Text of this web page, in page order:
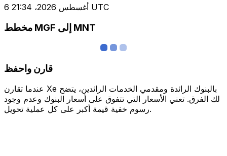
6 أغسطس 2026، 21:34 UTC
مخطط MGF إلى MNT
قارن واحفظ
عندما تقارن Xe بالبنوك الرائدة ومقدمي الخدمات الرائدين، يتضح
لك الفرق. تعني الأسعار التي تتفوق على أسعار البنوك وعدم وجود
رسوم خفية قيمة أكبر على كل عملية تحويل.